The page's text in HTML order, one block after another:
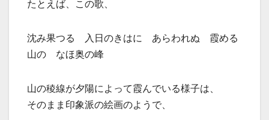
たとえば、この歌、
沈み果つる 入日のきはに あらわれぬ 霞める
山の なほ奥の峰
山の稜線が夕陽によって霞んでいる様子は、
そのまま印象派の絵画のようで、